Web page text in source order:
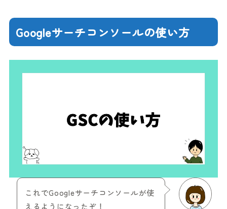
Googleサーチコンソールの使い方
これでGoogleサーチコンソールが使
えるようになったぞ！